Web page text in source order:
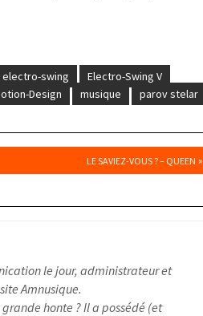
electro-swing
Electro-Swing V
Design musique
parov stelar
LE SAVIEZ-VOUS ? – QUEEN »
le jour, administrateur et
Amnusique.
honte ? Il a possédé (et